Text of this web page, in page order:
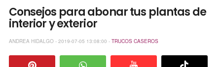
Consejos para abonar tus plantas de
interior y exterior
ANDREA HIDALGO - 2019-07-05 13:08:00 - TRUCOS CASEROS